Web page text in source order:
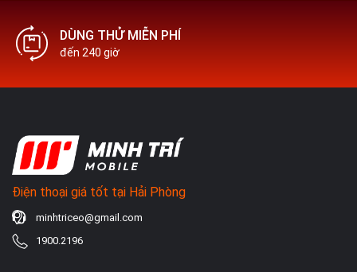
DÙNG THỬ MIỄN PHÍ
đến 240 giờ
Điện thoại giá tốt tại Hải Phòng
minhtriceo@gmail.com
1900.2196